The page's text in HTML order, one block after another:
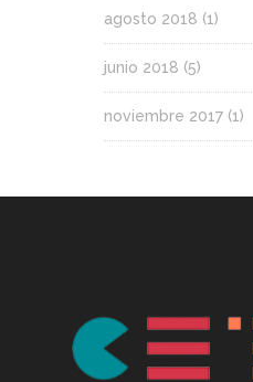
agosto 2018 (1)
junio 2018 (5)
noviembre 2017 (1)